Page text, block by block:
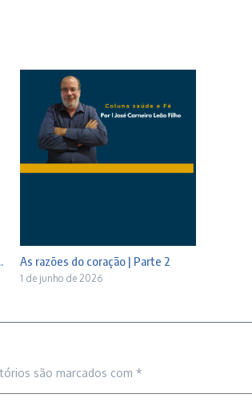
As razões do coração | Parte 2
1 de junho de 2026
são marcados com *